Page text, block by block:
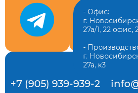
- Офис:
г.
27а/1, 22 офис,
-
г.
27а, к3
+7 (905) 939-939-2